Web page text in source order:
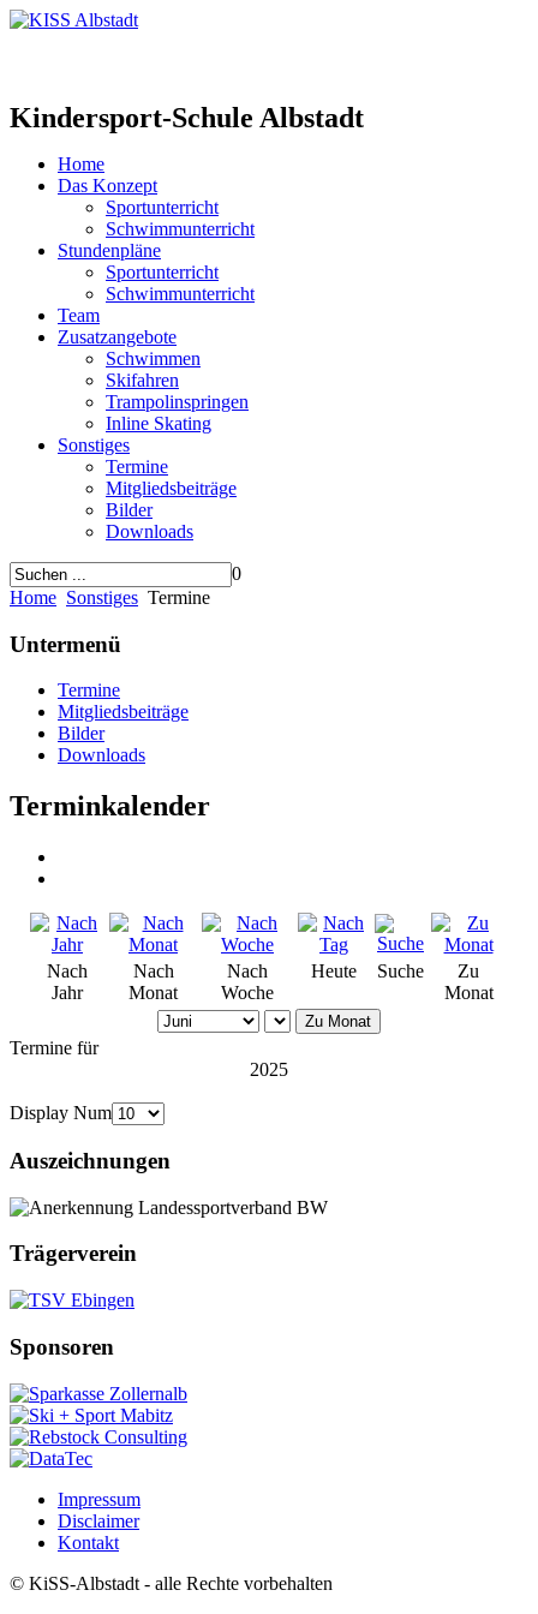
Kindersport-Schule Albstadt
Home
Das Konzept
Sportunterricht
Schwimmunterricht
Stundenpläne
Sportunterricht
Schwimmunterricht
Team
Zusatzangebote
Schwimmen
Skifahren
Trampolinspringen
Inline Skating
Sonstiges
Termine
Mitgliedsbeiträge
Bilder
Downloads
0
Home Sonstiges Termine
Untermenü
Termine
Mitgliedsbeiträge
Bilder
Downloads
Terminkalender
Nach
Jahr
Nach
Monat
Nach
Woche
Heute Suche
Zu
Monat
Zu Monat
Termine für
2025
Display Num
Auszeichnungen
Trägerverein
Sponsoren
Impressum
Disclaimer
Kontakt
© KiSS-Albstadt - alle Rechte vorbehalten